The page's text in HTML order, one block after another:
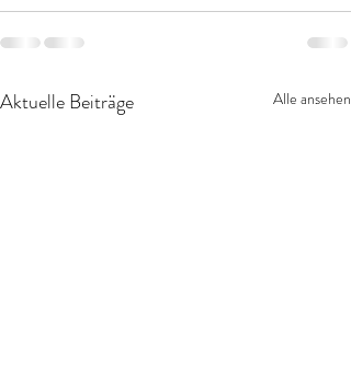
Aktuelle Beiträge Alle ansehen